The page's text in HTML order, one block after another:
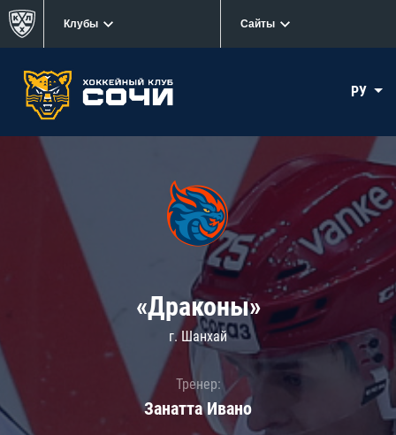
Клубы Сайты
РУ
«Драконы»
г. Шанхай
Тренер:
Занатта Иванo